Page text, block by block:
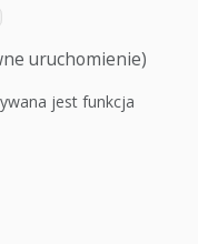
uruchomienie)
jest funkcja